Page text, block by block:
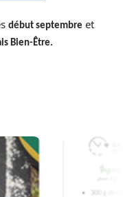
début septembre et
Bien-Être.